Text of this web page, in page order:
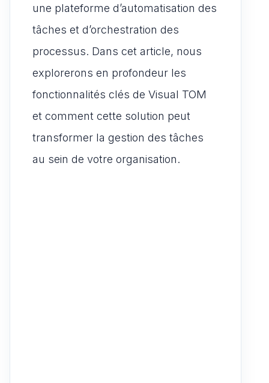
une plateforme d’automatisation des
tâches et d’orchestration des
processus. Dans cet article, nous
explorerons en profondeur les
fonctionnalités clés de Visual TOM
et comment cette solution peut
transformer la gestion des tâches
au sein de votre organisation.